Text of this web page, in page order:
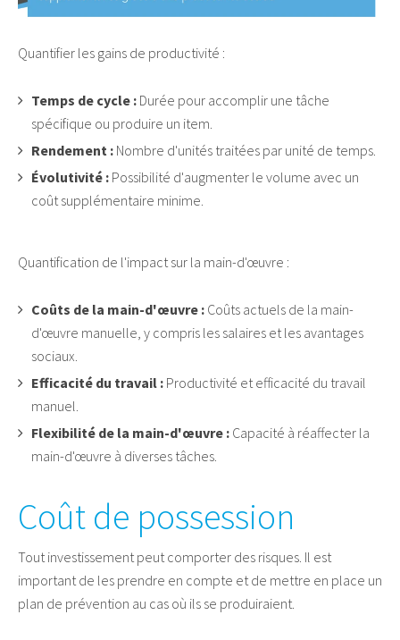
Quantifier les gains de productivité :
Temps de cycle : Durée pour accomplir une tâche
spécifique ou produire un item.
Rendement : Nombre d'unités traitées par unité de temps.
Évolutivité : Possibilité d'augmenter le volume avec un
coût supplémentaire minime.
Quantification de l'impact sur la main-d'œuvre :
Coûts de la main-d'œuvre : Coûts actuels de la main-
d'œuvre manuelle, y compris les salaires et les avantages
sociaux.
Efficacité du travail : Productivité et efficacité du travail
manuel.
Flexibilité de la main-d'œuvre : Capacité à réaffecter la
main-d'œuvre à diverses tâches.
Coût de possession
Tout investissement peut comporter des risques. Il est
important de les prendre en compte et de mettre en place un
plan de prévention au cas où ils se produiraient.